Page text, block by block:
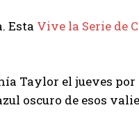
Esta Vive la Serie de
Taylor el jueves por
oscuro de esos